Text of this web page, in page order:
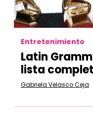
Entretenimiento
Latin
lista
Gabriela Velasco Ceja